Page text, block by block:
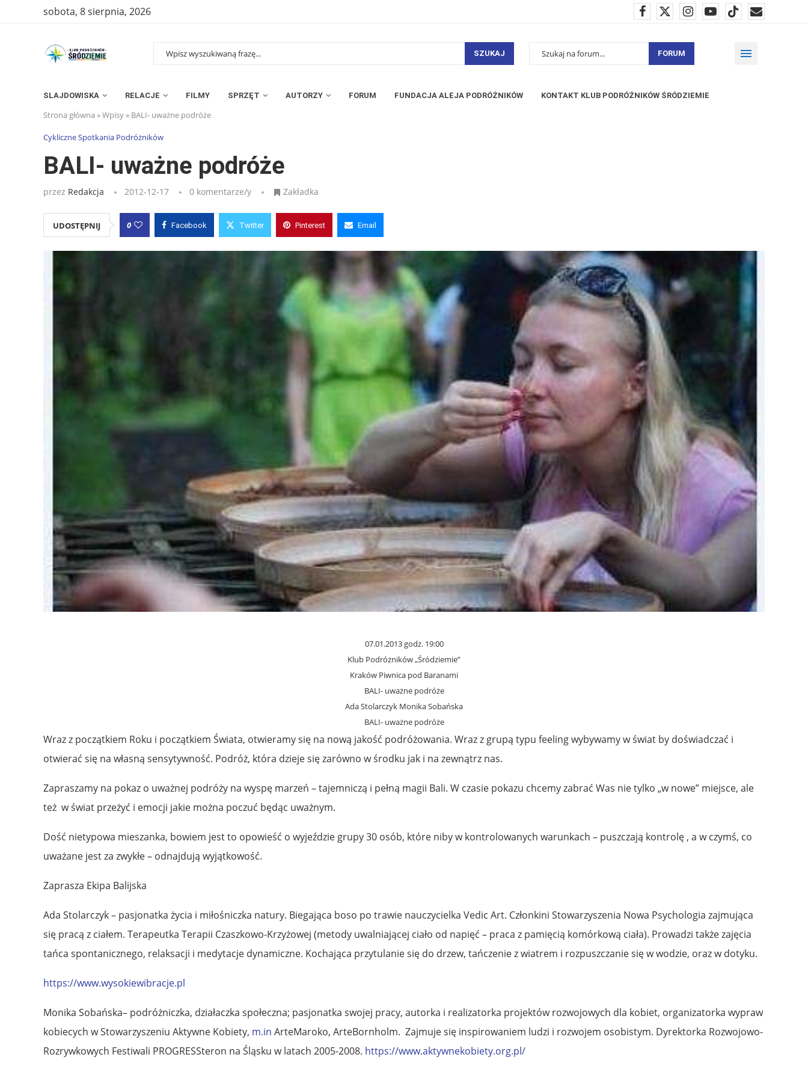
sobota, 8 sierpnia, 2026
SZUKAJ FORUM
SLAJDOWISKA RELACJE FILMY SPRZĘT AUTORZY FORUM FUNDACJA ALEJA PODRÓŻNIKÓW KONTAKT KLUB PODRÓŻNIKÓW ŚRÓDZIEMIE
Strona główna »Wpisy» BALI- uważne podróże
Cykliczne Spotkania Podróżników
BALI- uważne podróże
przez Redakcja 2012-12-17 0 komentarze/y Zakładka
UDOSTĘPNIJ 0 Facebook Twitter Pinterest Email
07.01.2013 godz. 19:00
Klub Podróżników „Śródziemie”
Kraków Piwnica pod Baranami
BALI- uważne podróże
Ada Stolarczyk Monika Sobańska
BALI- uważne podróże
Wraz z początkiem Roku i początkiem Świata, otwieramy się na nową jakość podróżowania. Wraz z grupą typu feeling wybywamy w świat by doświadczać i
otwierać się na własną sensytywność. Podróż, która dzieje się zarówno w środku jak i na zewnątrz nas.
Zapraszamy na pokaz o uważnej podróży na wyspę marzeń – tajemniczą i pełną magii Bali. W czasie pokazu chcemy zabrać Was nie tylko „w nowe” miejsce, ale
też w świat przeżyć i emocji jakie można poczuć będąc uważnym.
Dość nietypowa mieszanka, bowiem jest to opowieść o wyjeździe grupy 30 osób, które niby w kontrolowanych warunkach – puszczają kontrolę , a w czymś, co
uważane jest za zwykłe – odnajdują wyjątkowość.
Zaprasza Ekipa Balijska
Ada Stolarczyk – pasjonatka życia i miłośniczka natury. Biegająca boso po trawie nauczycielka Vedic Art. Członkini Stowarzyszenia Nowa Psychologia zajmująca
się pracą z ciałem. Terapeutka Terapii Czaszkowo-Krzyżowej (metody uwalniającej ciało od napięć – praca z pamięcią komórkową ciała). Prowadzi także zajęcia
tańca spontanicznego, relaksacji i medytacje dynamiczne. Kochająca przytulanie się do drzew, tańczenie z wiatrem i rozpuszczanie się w wodzie, oraz w dotyku.
https://www.wysokiewibracje.pl
Monika Sobańska– podróżniczka, działaczka społeczna; pasjonatka swojej pracy, autorka i realizatorka projektów rozwojowych dla kobiet, organizatorka wypraw
kobiecych w Stowarzyszeniu Aktywne Kobiety, m.in ArteMaroko, ArteBornholm. Zajmuje się inspirowaniem ludzi i rozwojem osobistym. Dyrektorka Rozwojowo-
Rozrywkowych Festiwali PROGRESSteron na Śląsku w latach 2005-2008. https://www.aktywnekobiety.org.pl/